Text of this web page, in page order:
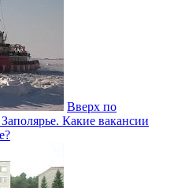
Вверх по
Какие вакансии